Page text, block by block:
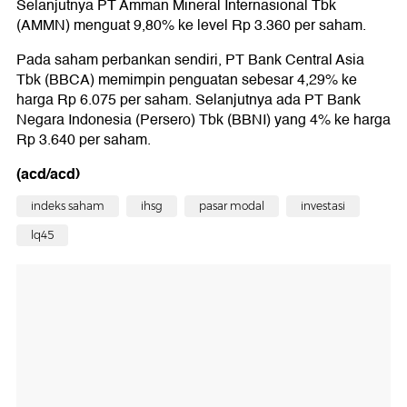
Selanjutnya PT Amman Mineral Internasional Tbk
(AMMN) menguat 9,80% ke level Rp 3.360 per saham.
Pada saham perbankan sendiri, PT Bank Central Asia
Tbk (BBCA) memimpin penguatan sebesar 4,29% ke
harga Rp 6.075 per saham. Selanjutnya ada PT Bank
Negara Indonesia (Persero) Tbk (BBNI) yang 4% ke harga
Rp 3.640 per saham.
(acd/acd)
indeks saham ihsg pasar modal investasi
lq45